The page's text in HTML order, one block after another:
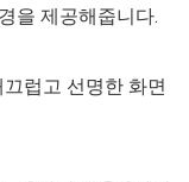
을 제공해줍니다.
끄럽고 선명한 화면